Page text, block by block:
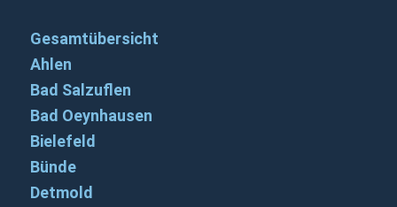
Gesamtübersicht
Ahlen
Bad Salzuflen
Bad Oeynhausen
Bielefeld
Bünde
Detmold